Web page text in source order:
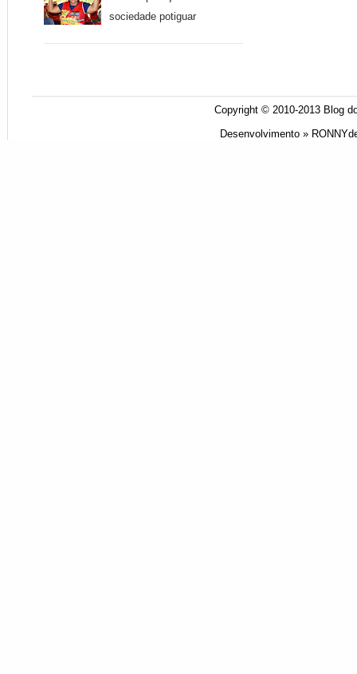
sociedade potiguar
Copyright © 2010-2013 Blog
Desenvolvimento »